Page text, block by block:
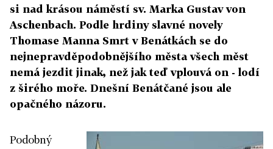
si nad krásou náměstí sv. Marka Gustav von
Aschenbach. Podle hrdiny slavné novely
Thomase Manna Smrt v Benátkách se do
nejnepravděpodobnějšího města všech měst
nemá jezdit jinak, než jak teď vplouvá on - lodí
z širého moře. Dnešní Benátčané jsou ale
opačného názoru.
Podobný